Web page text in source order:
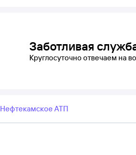
Заботливая
Круглосуточно отвечаем на
Нефтекамское АТП